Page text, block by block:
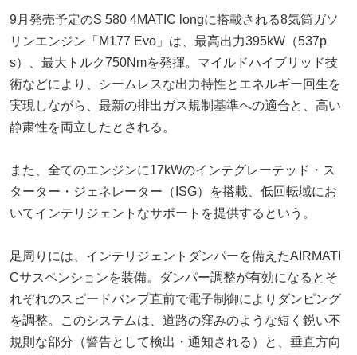
9月発売予定のS 580 4MATIC longに搭載される8気筒ガソ
リンエンジン「M177 Evo」は、最高出力395kW（537p
s）、最大トルク750Nmを発揮。マイルドハイブリッド技
術などにより、シームレスな出力特性とエネルギー回生を
実現しながら、最新の排出ガス規制基準への適合と、高い
静粛性を両立したとされる。
また、全てのエンジンに17kWのインテグレーテッド・ス
ターター・ジェネレーター（ISG）を搭載、低回転域にお
いてインテリジェントなサポートを提供するという。
足周りには、インテリジェントダンパーを備えたAIRMATI
Cサスペンションを装備。ダンパー調整が有効になるとそ
れぞれのスピードバンプ直前で電子制御によりダンピング
を調整。このシステムは、道路の窪みのような短く鋭い不
規則な部分（警告として検出・通知される）と、垂直方向